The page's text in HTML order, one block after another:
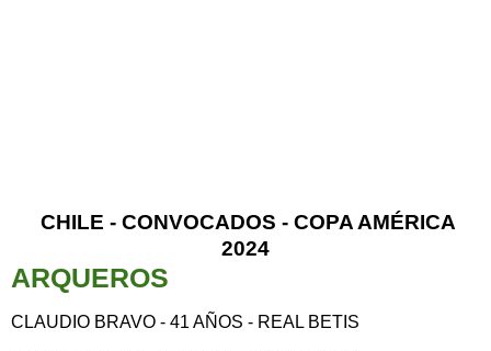
CHILE - CONVOCADOS - COPA AMÉRICA
2024
ARQUEROS
CLAUDIO BRAVO - 41 AÑOS - REAL BETIS